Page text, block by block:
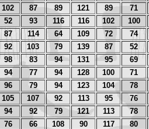
102 87 89 121 89 71
52 93 116 116 102 100
87 114 64 109 72 74
92 103 79 139 87 52
98 83 94 131 95 69
94 77 94 128 100 71
96 79 94 123 104 78
105 107 92 113 95 76
94 92 79 121 113 78
76 66 108 90 117 80